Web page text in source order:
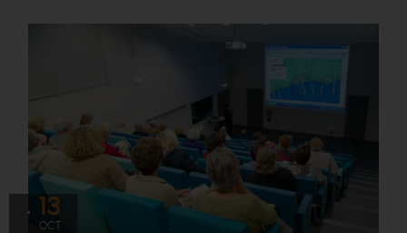
13
OCT